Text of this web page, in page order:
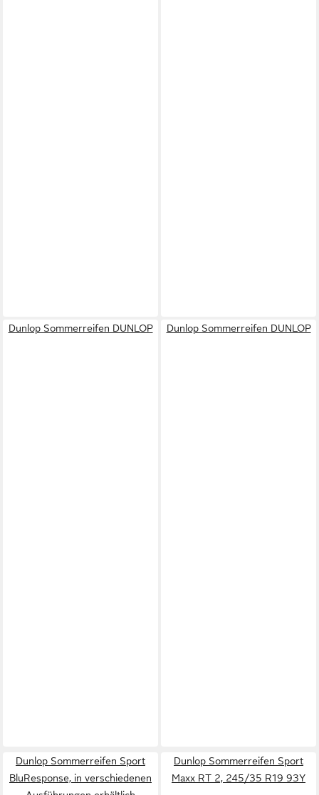
Dunlop Sommerreifen DUNLOP Dunlop Sommerreifen DUNLOP
Dunlop Sommerreifen Sport
BluResponse, in verschiedenen
Dunlop Sommerreifen Sport
Maxx RT 2, 245/35 R19 93Y